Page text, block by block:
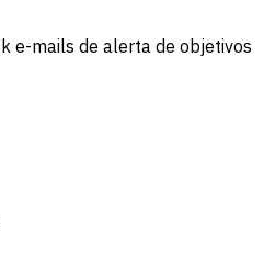
k e-mails de alerta de objetivos